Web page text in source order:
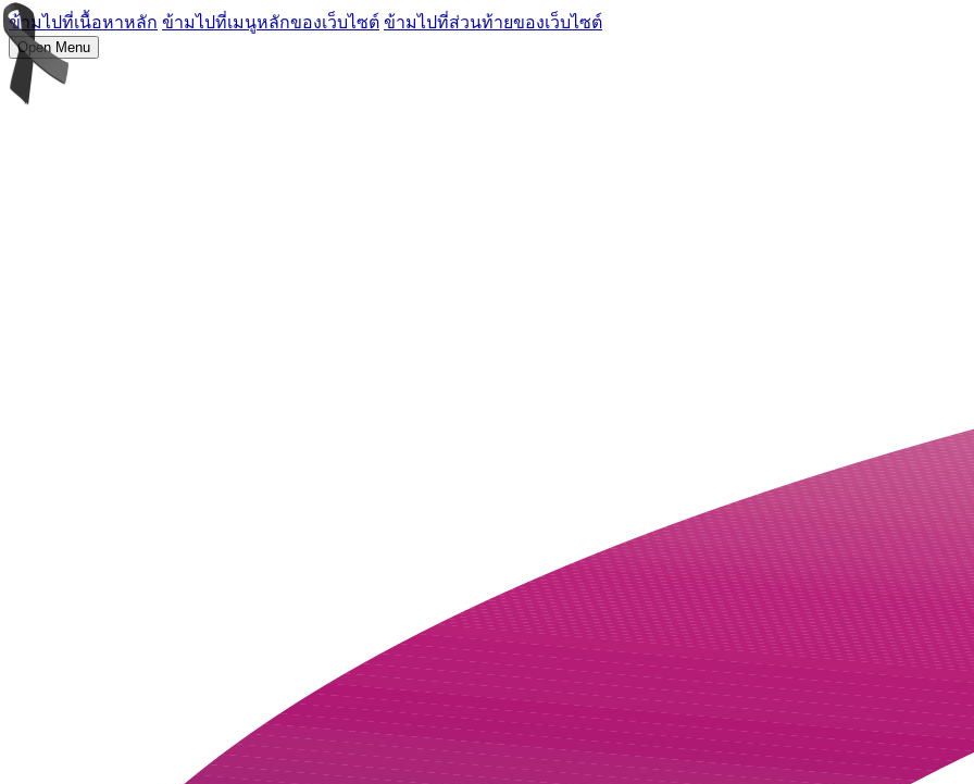
ข้ามไปที่เนื้อหาหลัก ข้ามไปที่เมนูหลักของเว็บไซต์ ข้ามไปที่ส่วนท้ายของเว็บไซต์
Open Menu